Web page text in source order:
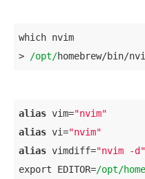
which nvim
>
/opt/homebrew/bin/
alias vim="nvim"
alias vi="nvim"
alias vimdiff="nvim -d"
export EDITOR=/opt/